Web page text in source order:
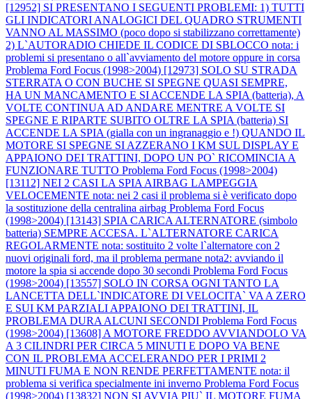
[12952] SI PRESENTANO I SEGUENTI PROBLEMI: 1) TUTTI
GLI INDICATORI ANALOGICI DEL QUADRO STRUMENTI
VANNO AL MASSIMO (poco dopo si stabilizzano correttamente)
2) L`AUTORADIO CHIEDE IL CODICE DI SBLOCCO nota: i
problemi si presentano o all`avviamento del motore oppure in corsa
Problema Ford Focus (1998>2004) [12973] SOLO SU STRADA
STERRATA O CON BUCHE SI SPEGNE QUASI SEMPRE,
HA UN MANCAMENTO E SI ACCENDE LA SPIA (batteria), A
VOLTE CONTINUA AD ANDARE MENTRE A VOLTE SI
SPEGNE E RIPARTE SUBITO OLTRE LA SPIA (batteria) SI
ACCENDE LA SPIA (gialla con un ingranaggio e !) QUANDO IL
MOTORE SI SPEGNE SI AZZERANO I KM SUL DISPLAY E
APPAIONO DEI TRATTINI, DOPO UN PO` RICOMINCIA A
FUNZIONARE TUTTO Problema Ford Focus (1998>2004)
[13112] NEI 2 CASI LA SPIA AIRBAG LAMPEGGIA
VELOCEMENTE nota: nei 2 casi il problema si è verificato dopo
la sostituzione della centralina airbag Problema Ford Focus
(1998>2004) [13143] SPIA CARICA ALTERNATORE (simbolo
batteria) SEMPRE ACCESA. L`ALTERNATORE CARICA
REGOLARMENTE nota: sostituito 2 volte l`alternatore con 2
nuovi originali ford, ma il problema permane nota2: avviando il
motore la spia si accende dopo 30 secondi Problema Ford Focus
(1998>2004) [13557] SOLO IN CORSA OGNI TANTO LA
LANCETTA DELL`INDICATORE DI VELOCITA` VA A ZERO
E SUI KM PARZIALI APPAIONO DEI TRATTINI, IL
PROBLEMA DURA ALCUNI SECONDI Problema Ford Focus
(1998>2004) [13608] A MOTORE FREDDO AVVIANDOLO VA
A 3 CILINDRI PER CIRCA 5 MINUTI E DOPO VA BENE
CON IL PROBLEMA ACCELERANDO PER I PRIMI 2
MINUTI FUMA E NON RENDE PERFETTAMENTE nota: il
problema si verifica specialmente ini inverno Problema Ford Focus
(1998>2004) [13832] NON SI AVVIA PIU` IL MOTORE FUMA